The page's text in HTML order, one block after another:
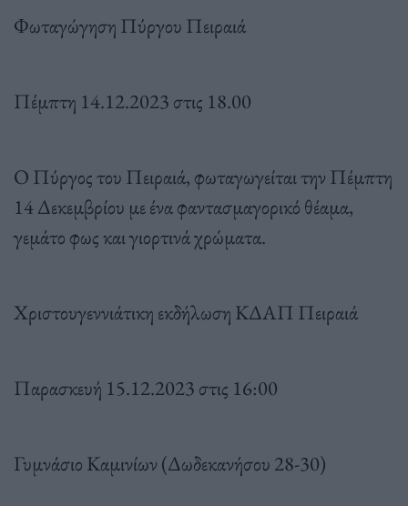
Φωταγώγηση Πύργου Πειραιά
Πέμπτη 14.12.2023 στις 18.00
Ο Πύργος του Πειραιά, φωταγωγείται την Πέμπτη
14 Δεκεμβρίου με ένα φαντασμαγορικό θέαμα,
γεμάτο φως και γιορτινά χρώματα.
Χριστουγεννιάτικη εκδήλωση ΚΔΑΠ Πειραιά
Παρασκευή 15.12.2023 στις 16:00
Γυμνάσιο Καμινίων (Δωδεκανήσου 28-30)